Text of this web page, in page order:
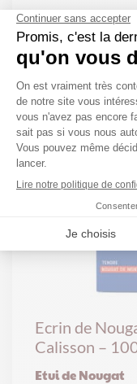
Reglette
Ecrin de
Calisson –
Etui de Nougat